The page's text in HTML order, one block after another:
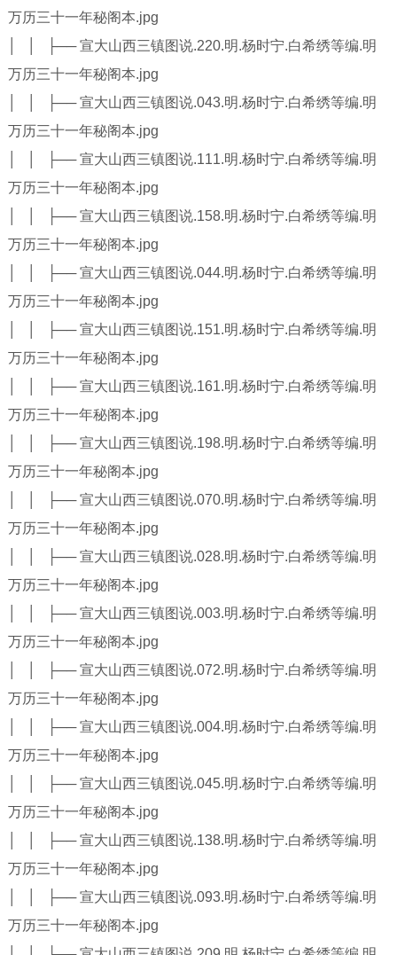
万历三十一年秘阁本.jpg
│ │ ├── 宣大山西三镇图说.220.明.杨时宁.白希绣等编.明
万历三十一年秘阁本.jpg
│ │ ├── 宣大山西三镇图说.043.明.杨时宁.白希绣等编.明
万历三十一年秘阁本.jpg
│ │ ├── 宣大山西三镇图说.111.明.杨时宁.白希绣等编.明
万历三十一年秘阁本.jpg
│ │ ├── 宣大山西三镇图说.158.明.杨时宁.白希绣等编.明
万历三十一年秘阁本.jpg
│ │ ├── 宣大山西三镇图说.044.明.杨时宁.白希绣等编.明
万历三十一年秘阁本.jpg
│ │ ├── 宣大山西三镇图说.151.明.杨时宁.白希绣等编.明
万历三十一年秘阁本.jpg
│ │ ├── 宣大山西三镇图说.161.明.杨时宁.白希绣等编.明
万历三十一年秘阁本.jpg
│ │ ├── 宣大山西三镇图说.198.明.杨时宁.白希绣等编.明
万历三十一年秘阁本.jpg
│ │ ├── 宣大山西三镇图说.070.明.杨时宁.白希绣等编.明
万历三十一年秘阁本.jpg
│ │ ├── 宣大山西三镇图说.028.明.杨时宁.白希绣等编.明
万历三十一年秘阁本.jpg
│ │ ├── 宣大山西三镇图说.003.明.杨时宁.白希绣等编.明
万历三十一年秘阁本.jpg
│ │ ├── 宣大山西三镇图说.072.明.杨时宁.白希绣等编.明
万历三十一年秘阁本.jpg
│ │ ├── 宣大山西三镇图说.004.明.杨时宁.白希绣等编.明
万历三十一年秘阁本.jpg
│ │ ├── 宣大山西三镇图说.045.明.杨时宁.白希绣等编.明
万历三十一年秘阁本.jpg
│ │ ├── 宣大山西三镇图说.138.明.杨时宁.白希绣等编.明
万历三十一年秘阁本.jpg
│ │ ├── 宣大山西三镇图说.093.明.杨时宁.白希绣等编.明
万历三十一年秘阁本.jpg